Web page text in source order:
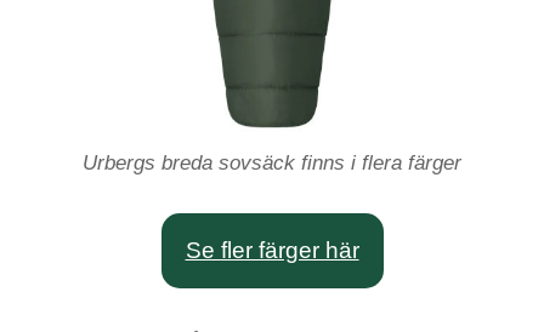
Urbergs breda sovsäck finns i flera färger
Se fler färger här